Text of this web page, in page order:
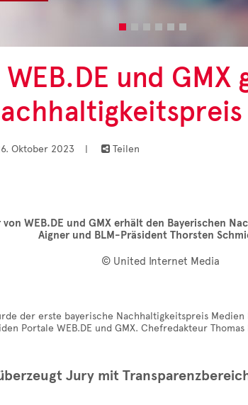
und GMX
Oktober 2023 |  Teilen
WEB.DE und GMX erhält den Bayerischen
Aigner und BLM-Präsident Thorsten
© United Internet Media
der erste bayerische Nachhaltigkeitspreis Medien
Portale WEB.DE und GMX. Chefredakteur
Jury mit